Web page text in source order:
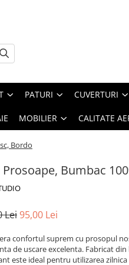
PATURI CUVERTURI
MOBILIER CALITATE
Bordo
Prosoape, Bumbac
Lei95,00 Lei
confortul suprem cu prosopul
de uscare excelenta. Fabricat
este ideal pentru utilizarea zilnica